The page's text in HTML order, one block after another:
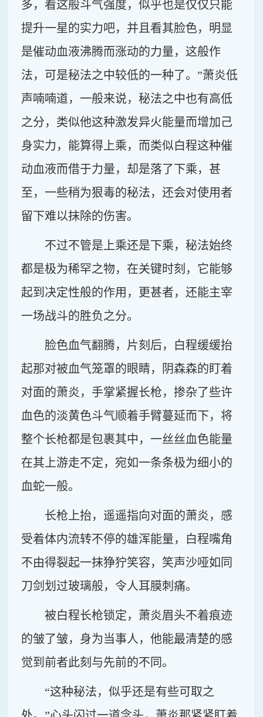
多，看这般斗气强度，似乎也是仅仅只能
提升一星的实力吧，并且看其脸色，明显
是催动血液沸腾而涨动的力量，这般作
法，可是秘法之中较低的一种了。”萧炎低
声喃喃道，一般来说，秘法之中也有高低
之分，类似他这种激发异火能量而增加己
身实力，能算得上乘，而类似白程这种催
动血液而借于力量，却是落了下乘，甚
至，一些稍为狠毒的秘法，还会对使用者
留下难以抹除的伤害。
不过不管是上乘还是下乘，秘法始终
都是极为稀罕之物，在关键时刻，它能够
起到决定性般的作用，更甚者，还能主宰
一场战斗的胜负之分。
脸色血气翻腾，片刻后，白程缓缓抬
起那对被血气笼罩的眼睛，阴森森的盯着
对面的萧炎，手掌紧握长枪，掺杂了些许
血色的淡黄色斗气顺着手臂蔓延而下，将
整个长枪都是包裹其中，一丝丝血色能量
在其上游走不定，宛如一条条极为细小的
血蛇一般。
长枪上抬，遥遥指向对面的萧炎，感
受着体内流转不停的雄浑能量，白程嘴角
不由得裂起一抹狰狞笑容，笑声沙哑如同
刀剑划过玻璃般，令人耳膜刺痛。
被白程长枪锁定，萧炎眉头不着痕迹
的皱了皱，身为当事人，他能最清楚的感
觉到前者此刻与先前的不同。
“这种秘法，似乎还是有些可取之